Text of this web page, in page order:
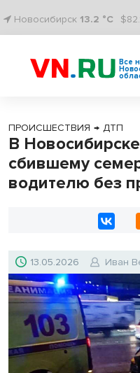
Новосибирск 13.2 °C
Все
ПРОИСШЕСТВИЯ → ДТП
В
сбившему
водителю без
13.05.2026 Иван